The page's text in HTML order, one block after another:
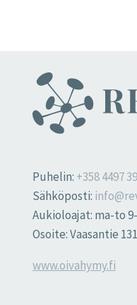
Puhelin: +358 4497
Sähköposti:
Aukioloajat: ma-to
Osoite: Vaasantie
www.oivahymy.fi